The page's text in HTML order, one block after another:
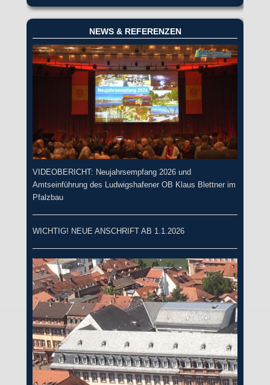
NEWS & REFERENZEN
VIDEOBERICHT: Neujahrsempfang 2026 und
Amtseinführung des Ludwigshafener OB Klaus Blettner im
Pfalzbau
WICHTIG! NEUE ANSCHRIFT AB 1.1.2026